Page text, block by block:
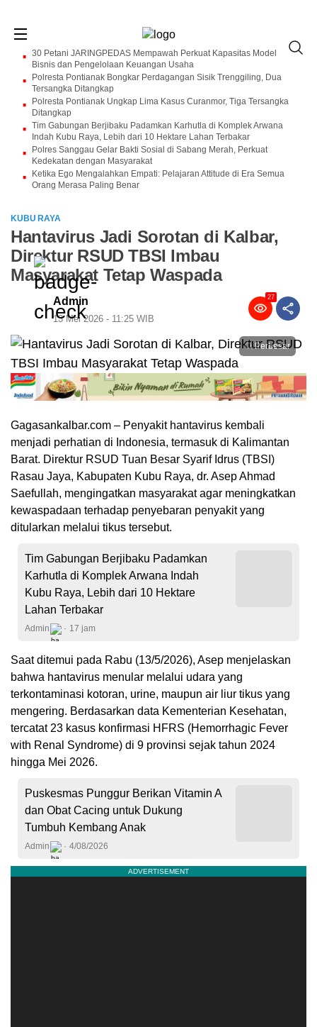
30 Petani JARINGPEDAS Mempawah Perkuat Kapasitas Model
Bisnis dan Pengelolaan Keuangan Usaha
Polresta Pontianak Bongkar Perdagangan Sisik Trenggiling, Dua
Tersangka Ditangkap
Polresta Pontianak Ungkap Lima Kasus Curanmor, Tiga Tersangka
Ditangkap
Tim Gabungan Berjibaku Padamkan Karhutla di Komplek Arwana
Indah Kubu Raya, Lebih dari 10 Hektare Lahan Terbakar
Polres Sanggau Gelar Bakti Sosial di Sabang Merah, Perkuat
Kedekatan dengan Masyarakat
Ketika Ego Mengalahkan Empati: Pelajaran Attitude di Era Semua
Orang Merasa Paling Benar
KUBU RAYA
Hantavirus Jadi Sorotan di Kalbar,
Direktur RSUD TBSI Imbau
Masyarakat Tetap Waspada
Admin
13 Mei 2026 - 11:25 WIB
27
Perbesar
Gagasankalbar.com – Penyakit hantavirus kembali
menjadi perhatian di Indonesia, termasuk di Kalimantan
Barat. Direktur RSUD Tuan Besar Syarif Idrus (TBSI)
Rasau Jaya, Kabupaten Kubu Raya, dr. Asep Ahmad
Saefullah, mengingatkan masyarakat agar meningkatkan
kewaspadaan terhadap penyebaran penyakit yang
ditularkan melalui tikus tersebut.
Tim Gabungan Berjibaku Padamkan
Karhutla di Komplek Arwana Indah
Kubu Raya, Lebih dari 10 Hektare
Lahan Terbakar
Admin 17 jam
Saat ditemui pada Rabu (13/5/2026), Asep menjelaskan
bahwa hantavirus menular melalui udara yang
terkontaminasi kotoran, urine, maupun air liur tikus yang
mengering. Berdasarkan data Kementerian Kesehatan,
tercatat 23 kasus konfirmasi HFRS (Hemorrhagic Fever
with Renal Syndrome) di 9 provinsi sejak tahun 2024
hingga Mei 2026.
Puskesmas Punggur Berikan Vitamin A
dan Obat Cacing untuk Dukung
Tumbuh Kembang Anak
Admin 4/08/2026